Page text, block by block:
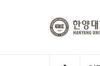
동아시